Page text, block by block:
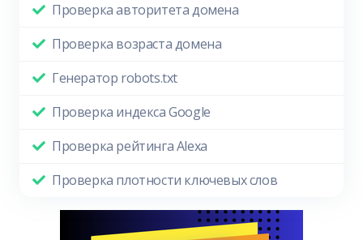
Проверка авторитета домена
Проверка возраста домена
Генератор robots.txt
Проверка индекса Google
Проверка рейтинга Alexa
Проверка плотности ключевых слов